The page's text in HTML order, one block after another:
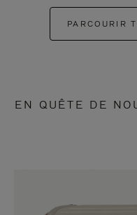
PARCOURIR
EN QUÊTE DE